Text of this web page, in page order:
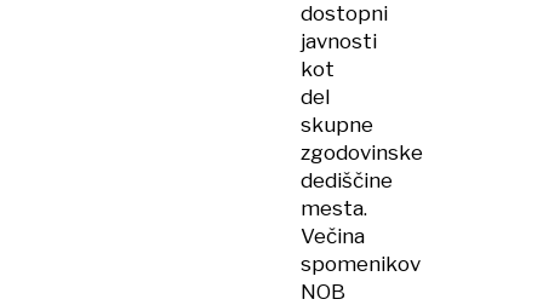
dostopni
javnosti
kot
del
skupne
zgodovinske
dediščine
mesta.
Večina
spomenikov
NOB